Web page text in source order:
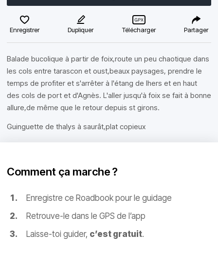
Enregistrer Dupliquer Télécharger Partager
Balade bucolique à partir de foix,route un peu chaotique dans
les cols entre tarascon et oust,beaux paysages, prendre le
temps de profiter et s'arrêter à l'étang de lhers et en haut
des cols de port et d'Agnès. L'aller jusqu'à foix se fait à bonne
allure,de même que le retour depuis st girons.
Guinguette de thalys à saurât,plat copieux
Comment ça marche ?
Enregistre ce Roadbook pour le guidage
Retrouve-le dans le GPS de l’app
Laisse-toi guider, c’est gratuit.